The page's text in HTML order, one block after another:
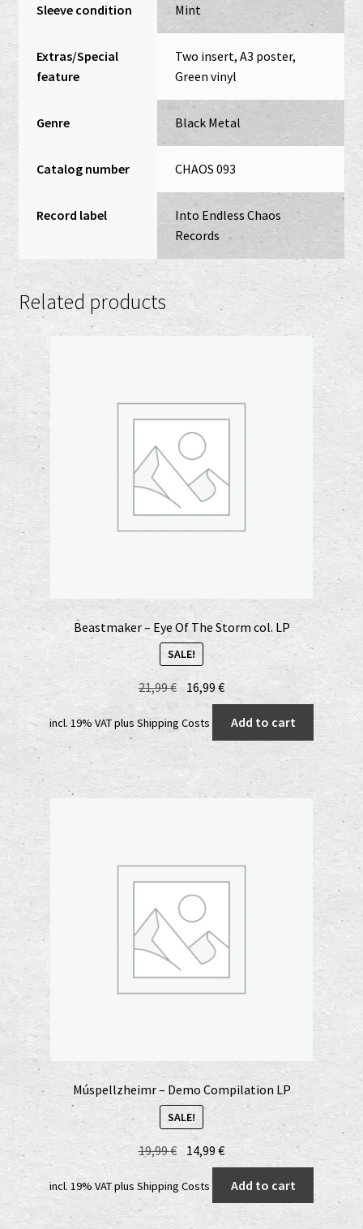
Sleeve condition Mint
Extras/Special
feature
Two insert, A3 poster,
Green vinyl
Genre Black Metal
Catalog number CHAOS 093
Record label
Into Endless Chaos
Records
Related products
Beastmaker – Eye Of The Storm col. LP
SALE!
21,99€ Original
was:
21,99 €.
16,99€Current
price
is:
incl. 19% VATplus Shipping Costs Add to cart
Múspellzheimr – Demo Compilation LP
SALE!
19,99€ Original
was:
19,99 €.
14,99€Current
price
is:
incl. 19% VATplus Shipping Costs Add to cart